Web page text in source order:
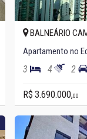
BALNEÁRIO
3 4 2
R$ 3.690.000,00